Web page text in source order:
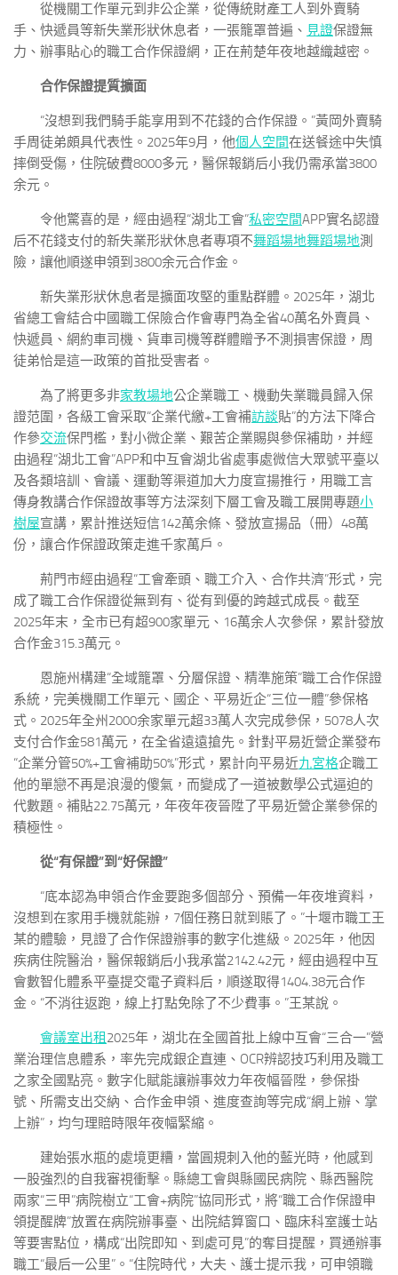
從機關工作單元到非公企業，從傳統財產工人到外賣騎
手、快遞員等新失業形狀休息者，一張籠罩普遍、 見證保證無
力、辦事貼心的職工合作保證網，正在荊楚年夜地越織越密。
合作保證提質擴面
“沒想到我們騎手能享用到不花錢的合作保證。”黃岡外賣騎
手周徒弟頗具代表性。2025年9月，他個人空間在送餐途中失慎
摔倒受傷，住院破費8000多元，醫保報銷后小我仍需承當3800
余元。
令他驚喜的是，經由過程“湖北工會”私密空間APP實名認證
后不花錢支付的新失業形狀休息者專項不舞蹈場地舞蹈場地測
險，讓他順遂申領到3800余元合作金。
新失業形狀休息者是擴面攻堅的重點群體。2025年，湖北
省總工會結合中國職工保險合作會專門為全省40萬名外賣員、
快遞員、網約車司機、貨車司機等群體贈予不測損害保證，周
徒弟恰是這一政策的首批受害者。
為了將更多非家教場地公企業職工、機動失業職員歸入保
證范圍，各級工會采取“企業代繳+工會補訪談貼”的方法下降合
作參交流保門檻，對小微企業、艱苦企業賜與參保補助，并經
由過程“湖北工會”APP和中互會湖北省處事處微信大眾號平臺以
及各類培訓、會議、運動等渠道加大力度宣揚推行，用職工言
傳身教講合作保證故事等方法深刻下層工會及職工展開專題小
樹屋宣講，累計推送短信142萬余條、發放宣揚品（冊）48萬
份，讓合作保證政策走進千家萬戶。
荊門市經由過程“工會牽頭、職工介入、合作共濟”形式，完
成了職工合作保證從無到有、從有到優的跨越式成長。截至
2025年末，全市已有超900家單元、16萬余人次參保，累計發放
合作金315.3萬元。
恩施州構建“全域籠罩、分層保證、精準施策”職工合作保證
系統，完美機關工作單元、國企、平易近企“三位一體”參保格
式。2025年全州2000余家單元超33萬人次完成參保，5078人次
支付合作金581萬元，在全省遠遠搶先。針對平易近營企業發布
“企業分管50%+工會補助50%”形式，累計向平易近九宮格企職工
他的單戀不再是浪漫的傻氣，而變成了一道被數學公式逼迫的
代數題。補貼22.75萬元，年夜年夜晉陞了平易近營企業參保的
積極性。
從“有保證”到“好保證”
“底本認為申領合作金要跑多個部分、預備一年夜堆資料，
沒想到在家用手機就能辦，7個任務日就到賬了。”十堰市職工王
某的體驗，見證了合作保證辦事的數字化進級。2025年，他因
疾病住院醫治，醫保報銷后小我承當2142.42元，經由過程中互
會數智化體系平臺提交電子資料后，順遂取得1404.38元合作
金。“不消往返跑，線上打點免除了不少費事。”王某說。
會議室出租 2025年，湖北在全國首批上線中互會“三合一”營
業治理信息體系，率先完成銀企直連、OCR辨認技巧利用及職工
之家全國點亮。數字化賦能讓辦事效力年夜幅晉陞，參保掛
號、所需支出交納、合作金申領、進度查詢等完成“網上辦、掌
上辦”，均勻理賠時限年夜幅緊縮。
建始張水瓶的處境更糟，當圓規刺入他的藍光時，他感到
一股強烈的自我審視衝擊。縣總工會與縣國民病院、縣西醫院
兩家“三甲”病院樹立“工會+病院”協同形式，將“職工合作保證申
領提醒牌”放置在病院辦事臺、出院結算窗口、臨床科室護士站
等要害點位，構成“出院即知、到處可見”的奪目提醒，買通辦事
職工“最后一公里”。“住院時代，大夫、護士提示我，可申領職